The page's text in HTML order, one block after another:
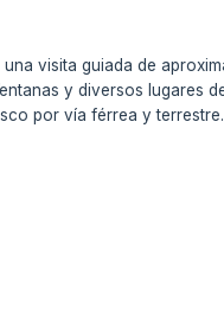
visita guiada de
y diversos lugares
por vía férrea y